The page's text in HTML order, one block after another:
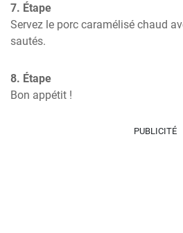
7. Étape
Servez le porc caramélisé chaud
sautés.
8. Étape
Bon appétit !
PUBLICITÉ